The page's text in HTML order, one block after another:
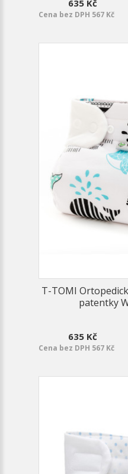
635 Kč
Cena bez DPH 567 Kč
T-TOMI
patentky
635 Kč
Cena bez DPH 567 Kč